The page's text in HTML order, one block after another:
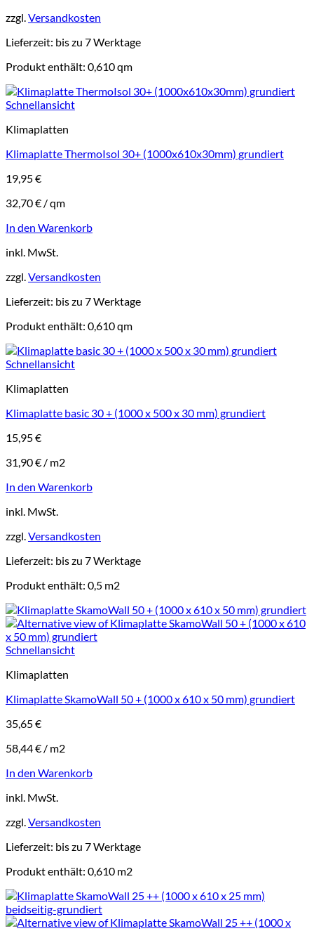
zzgl. Versandkosten
Lieferzeit: bis zu 7 Werktage
Produkt enthält: 0,610qm
Schnellansicht
Klimaplatten
Klimaplatte ThermoIsol 30+ (1000x610x30mm) grundiert
19,95€
32,70€ /qm
In den Warenkorb
inkl. MwSt.
zzgl. Versandkosten
Lieferzeit: bis zu 7 Werktage
Produkt enthält: 0,610qm
Schnellansicht
Klimaplatten
Klimaplatte basic 30 + (1000 x 500 x 30 mm) grundiert
15,95€
31,90€ / m2
In den Warenkorb
inkl. MwSt.
zzgl. Versandkosten
Lieferzeit: bis zu 7 Werktage
Produkt enthält: 0,5 m2
Schnellansicht
Klimaplatten
Klimaplatte SkamoWall 50 + (1000 x 610 x 50 mm) grundiert
35,65€
58,44€ / m2
In den Warenkorb
inkl. MwSt.
zzgl. Versandkosten
Lieferzeit: bis zu 7 Werktage
Produkt enthält: 0,610 m2